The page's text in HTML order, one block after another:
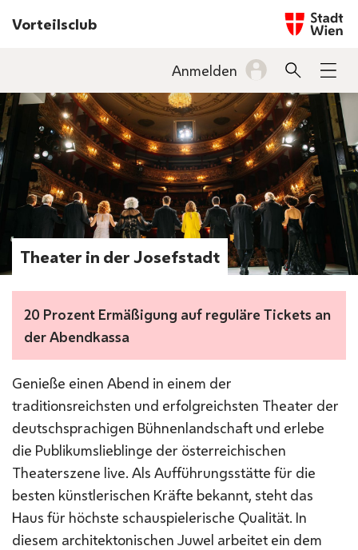
Vorteilsclub Startseite
Anmelden
Suche
Theater in der Josefstadt
20 Prozent Ermäßigung auf reguläre Tickets an
der Abendkassa
Genieße einen Abend in einem der
traditionsreichsten und erfolgreichsten Theater der
deutschsprachigen Bühnenlandschaft und erlebe
die Publikumslieblinge der österreichischen
Theaterszene live. Als Aufführungsstätte für die
besten künstlerischen Kräfte bekannt, steht das
Haus für höchste schauspielerische Qualität. In
diesem architektonischen Juwel arbeitet ein dem